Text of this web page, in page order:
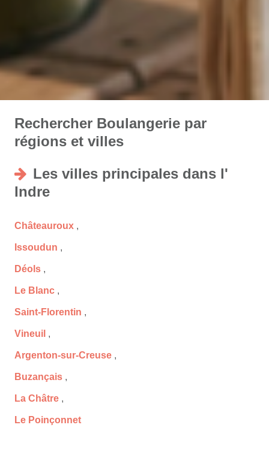
Rechercher Boulangerie par
régions et villes
Les villes principales dans l'
Indre
Châteauroux ,
Issoudun ,
Déols ,
Le Blanc ,
Saint-Florentin ,
Vineuil ,
Argenton-sur-Creuse ,
Buzançais ,
La Châtre ,
Le Poinçonnet